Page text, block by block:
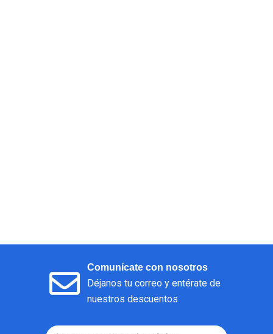
Comunícate con nosotros
Déjanos tu correo y entérate de
nuestros descuentos